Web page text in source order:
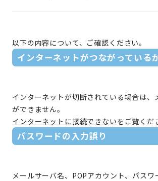
以下の内容について、ご確認ください。
インターネットがつながっている
インターネットが切断されている場合は、
ができません。
インターネットに接続できないをご覧くだ
パスワードの入力誤り
メールサーバ名、POPアカウント、パスワ